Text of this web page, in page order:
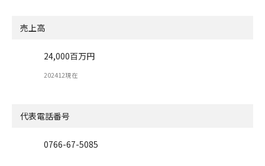
売上高
24,000百万円
202412現在
代表電話番号
0766-67-5085